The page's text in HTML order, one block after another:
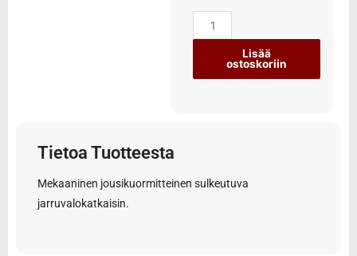
Lisää
ostoskoriin
Tietoa Tuotteesta
Mekaaninen jousikuormitteinen sulkeutuva
jarruvalokatkaisin.